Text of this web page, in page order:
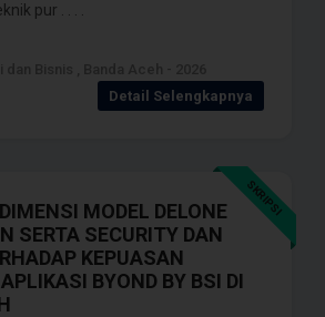
pur . . . .
Detail Selengkapnya
SKRIPSI
MODEL DELONE
SERTA SECURITY DAN
KEPUASAN
BYOND BY BSI DI